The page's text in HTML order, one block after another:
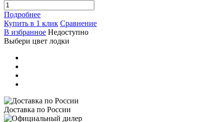
Подробнее
Купить в 1 клик Сравнение
В избранное Недоступно
Выбери цвет лодки
Доставка по России